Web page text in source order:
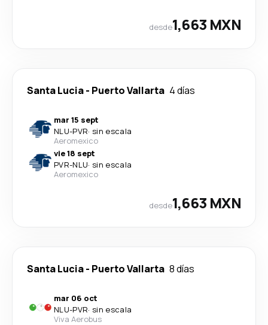
desde1,663 MXN
Santa Lucia- Puerto Vallarta 4 días
mar 15 sept
NLU-PVR· sin escala
Aeromexico
vie 18 sept
PVR-NLU· sin escala
Aeromexico
desde1,663 MXN
Santa Lucia- Puerto Vallarta 8 días
mar 06 oct
NLU-PVR· sin escala
Viva Aerobus